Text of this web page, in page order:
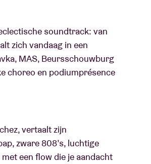
soundtrack: van
zich vandaag in een
MAS, Beursschouwburg
choreo en podiumprésence
vertaalt zijn
zware 808’s, luchtige
een flow die je aandacht